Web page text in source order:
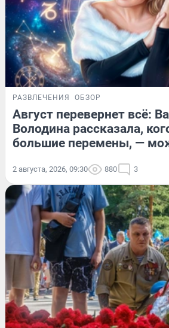
РАЗВЛЕЧЕНИЯ ОБЗОР
Август перевернет всё:
Володина рассказала,
большие перемены, —
2 августа, 2026, 09:30 880 3